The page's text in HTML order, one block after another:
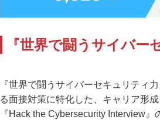
『世界で闘うサイバー
『世界で闘うサイバーセキュリティ
る面接対策に特化した、キャリア形
『Hack the Cybersecurity Interview